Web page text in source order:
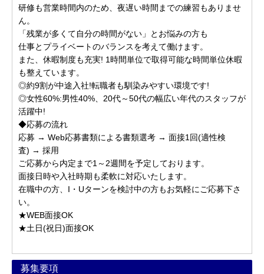
研修も営業時間内のため、夜遅い時間までの練習もありませ
ん。
「残業が多くて自分の時間がない」とお悩みの方も
仕事とプライベートのバランスを考えて働けます。
また、休暇制度も充実! 1時間単位で取得可能な時間単位休暇
も整えています。
◎約9割が中途入社!転職者も馴染みやすい環境です!
◎女性60%:男性40%、20代～50代の幅広い年代のスタッフが
活躍中!
◆応募の流れ
応募 → Web応募書類による書類選考 → 面接1回(適性検
査) → 採用
ご応募から内定まで1～2週間を予定しております。
面接日時や入社時期も柔軟に対応いたします。
在職中の方、I・Uターンを検討中の方もお気軽にご応募下さ
い。
★WEB面接OK
★土日(祝日)面接OK
募集要項